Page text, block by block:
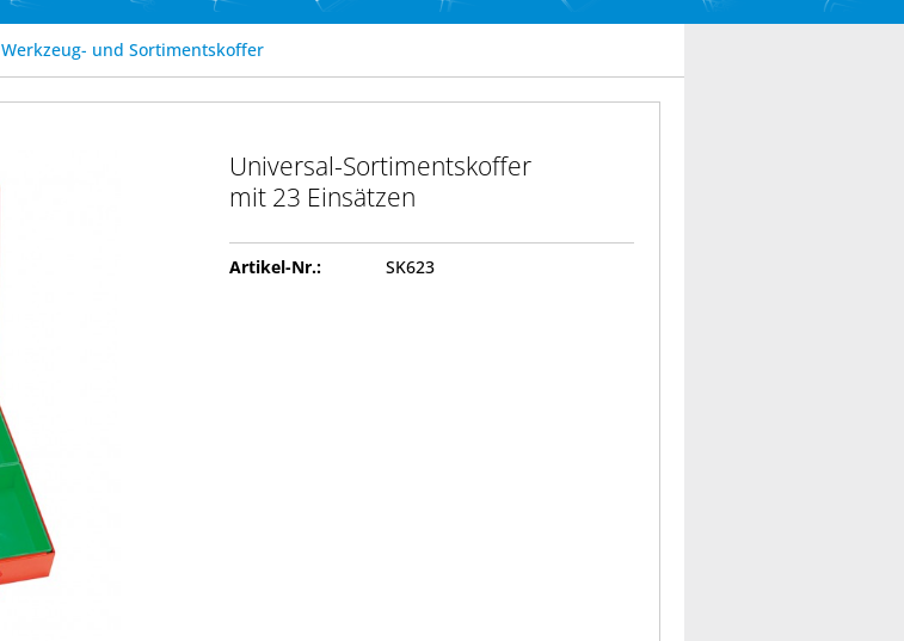
Werkzeug- und Sortimentskoffer
Universal-Sortimentskoffer
mit 23 Einsätzen
Artikel-Nr.: SK623